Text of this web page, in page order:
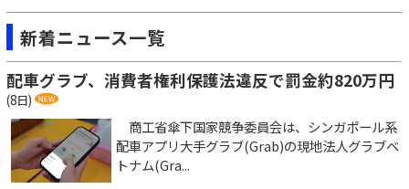
新着ニュース一覧
配車グラブ、消費者権利保護法違反で罰金約820万円
(8日)
商工省傘下国家競争委員会は、シンガポール系
配車アプリ大手グラブ(Grab)の現地法人グラブベ
トナム(Gra...